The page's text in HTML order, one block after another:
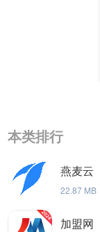
本类排行
燕麦云
22.87 MB
加盟网